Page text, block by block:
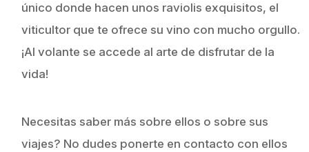
único donde hacen unos raviolis exquisitos, el
viticultor que te ofrece su vino con mucho orgullo.
¡Al volante se accede al arte de disfrutar de la
vida!
Necesitas saber más sobre ellos o sobre sus
viajes? No dudes ponerte en contacto con ellos